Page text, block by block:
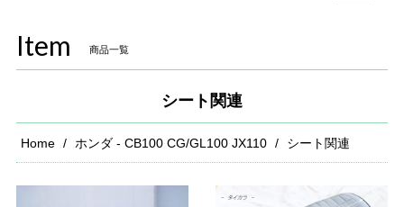
Item 商品一覧
シート関連
Home ホンダ - CB100 CG/GL100 JX110 シート関連